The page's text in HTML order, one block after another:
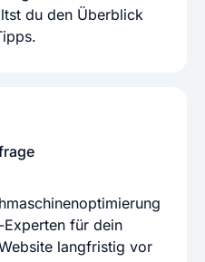
du den Überblick
für dein
langfristig vor